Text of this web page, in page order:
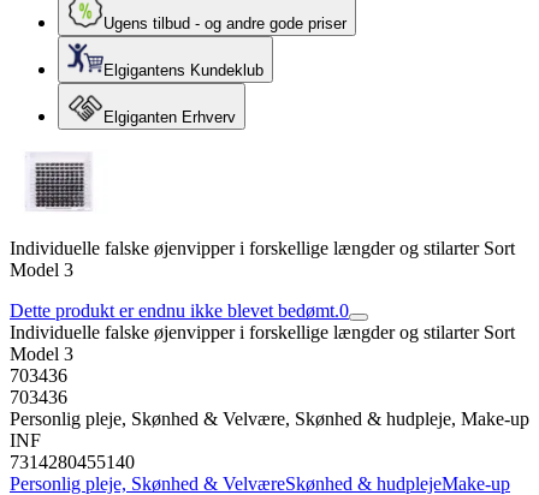
Ugens tilbud - og andre gode priser
Elgigantens Kundeklub
Elgiganten Erhverv
Individuelle falske øjenvipper i forskellige længder og stilarter Sort
Model 3
Dette produkt er endnu ikke blevet bedømt.0
Individuelle falske øjenvipper i forskellige længder og stilarter Sort
Model 3
703436
703436
Personlig pleje, Skønhed & Velvære, Skønhed & hudpleje, Make-up
INF
7314280455140
Personlig pleje, Skønhed & VelværeSkønhed & hudplejeMake-up